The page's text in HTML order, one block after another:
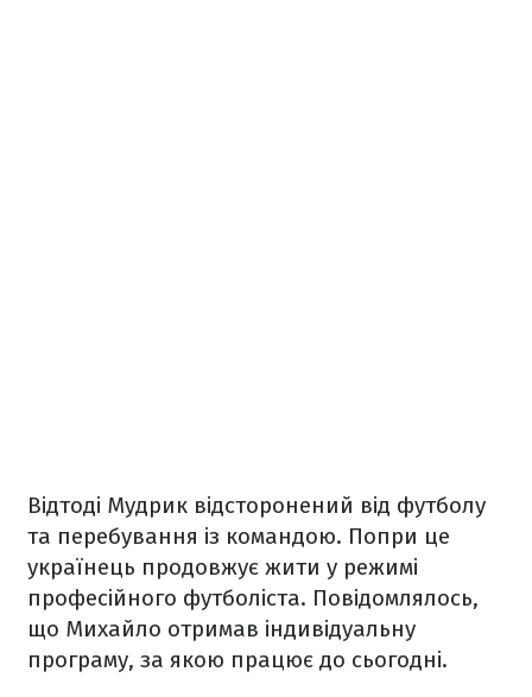
Відтоді Мудрик відсторонений від футболу
та перебування із командою. Попри це
українець продовжує жити у режимі
професійного футболіста. Повідомлялось,
що Михайло отримав індивідуальну
програму, за якою працює до сьогодні.